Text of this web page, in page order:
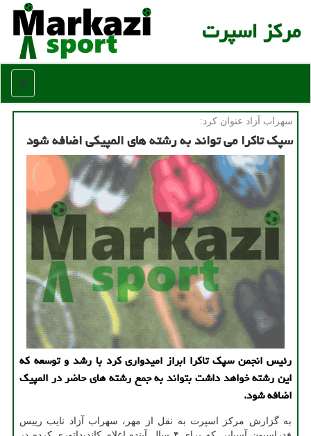
مركز اسپرت
منو
سهراب آزاد عنوان كرد:
سپك تاكرا می تواند به رشته های المپیكی اضافه شود
رئیس انجمن سپک تاکرا ابراز امیدواری کرد با رشد و توسعه که
این رشته خواهد داشت بتواند به جمع رشته های حاضر در المپیک
اضافه شود.
به گزارش مرکز اسپرت به نقل از مهر، سهراب آزاد نایب رییس